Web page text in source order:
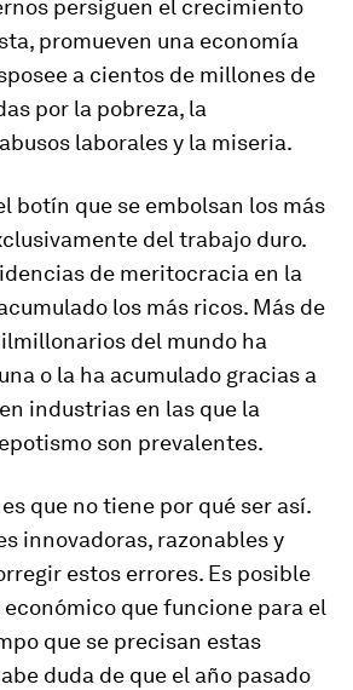
persiguen el crecimiento
promueven una economía
a cientos de millones de
por la pobreza, la
laborales y la miseria.
botín que se embolsan los más
del trabajo duro.
de meritocracia en la
los más ricos. Más de
del mundo ha
o la ha acumulado gracias a
industrias en las que la
son prevalentes.
que no tiene por qué ser así.
innovadoras, razonables y
estos errores. Es posible
que funcione para el
que se precisan estas
duda de que el año pasado